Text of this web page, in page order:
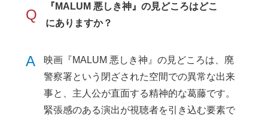
Q
『MALUM 悪しき神』の見どころはどこ
にありますか？
A
映画『MALUM 悪しき神』の見どころは、廃
警察署という閉ざされた空間での異常な出来
事と、主人公が直面する精神的な葛藤です。
緊張感のある演出が視聴者を引き込む要素で